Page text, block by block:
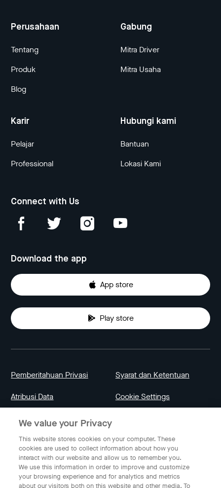
Perusahaan
Tentang
Produk
Blog
Gabung
Mitra Driver
Mitra Usaha
Karir
Pelajar
Professional
Hubungi kami
Bantuan
Lokasi Kami
Connect with Us
Download the app
App store
Play store
Pemberitahuan Privasi Syarat dan Ketentuan
Atribusi Data Cookie Settings
Bahasa Indonesia
We value your Privacy
This website stores cookies on your computer. These
cookies are used to collect information about how you
interact with our website and allow us to remember you.
We use this information in order to improve and customize
your browsing experience and for analytics and metrics
about our visitors both on this website and other media. To